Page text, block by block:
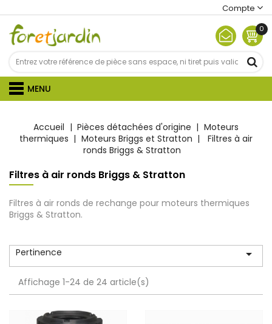
Compte
0
MENU
Accueil Pièces détachées d'origine
Moteurs
thermiques
Moteurs Briggs et Stratton
Filtres à air
ronds Briggs & Stratton
Filtres à air ronds Briggs & Stratton
Filtres à air ronds de rechange pour moteurs thermiques
Briggs & Stratton.
Pertinence 
Affichage 1-24 de 24 article(s)